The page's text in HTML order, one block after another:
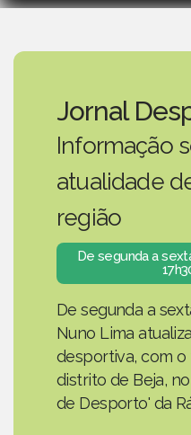
Jornal
Informação
atualidade
região
De segunda a
De segunda a
Nuno Lima
desportiva, com
distrito de Beja,
de Desporto' da